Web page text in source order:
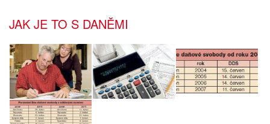
JAK JE TO S DANĚMI